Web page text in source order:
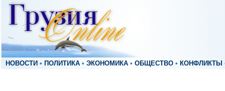
НОВОСТИ • ПОЛИТИКА • ЭКОНОМИКА • ОБЩЕСТВО • КОНФЛИКТЫ